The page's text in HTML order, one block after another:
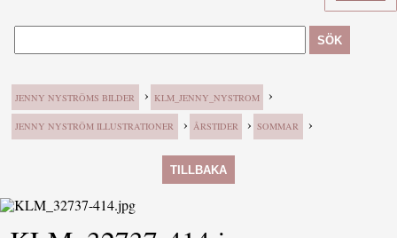
SÖK
JENNY NYSTRÖMS BILDER › KLM_JENNY_NYSTROM ›
JENNY NYSTRÖM ILLUSTRATIONER › ÅRSTIDER › SOMMAR ›
TILLBAKA